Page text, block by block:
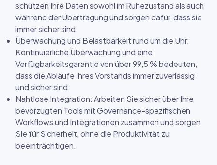
schützen Ihre Daten sowohl im Ruhezustand als auch
während der Übertragung und sorgen dafür, dass sie
immer sicher sind.
Überwachung und Belastbarkeit rund um die Uhr:
Kontinuierliche Überwachung und eine
Verfügbarkeitsgarantie von über 99,5 % bedeuten,
dass die Abläufe Ihres Vorstands immer zuverlässig
und sicher sind.
Nahtlose Integration: Arbeiten Sie sicher über Ihre
bevorzugten Tools mit Governance-spezifischen
Workflows und Integrationen zusammen und sorgen
Sie für Sicherheit, ohne die Produktivität zu
beeinträchtigen.